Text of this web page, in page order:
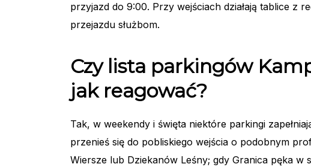
przyjazd do 9:00. Przy wejściach działają tablice z
przejazdu służbom.
Czy lista parkingów
jak reagować?
Tak, w weekendy i święta niektóre parkingi
przenieś się do pobliskiego wejścia o podobnym
Wiersze lub Dziekanów Leśny; gdy Granica pęka